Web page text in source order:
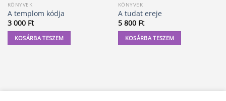
KÖNYVEK
A templom kódja
3 000 Ft
KOSÁRBA TESZEM
KÖNYVEK
A tudat ereje
5 800 Ft
KOSÁRBA TESZEM